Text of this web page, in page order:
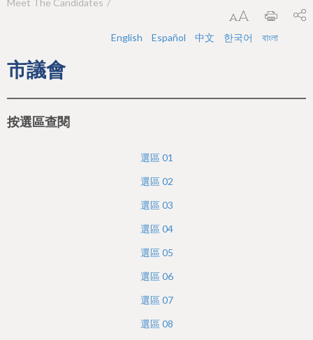
a
h
Meet The Candidates
English Español 中文 한국어 বাংলা
市議會
按選區查閱
選區01
選區02
選區03
選區04
選區05
選區06
選區07
選區08